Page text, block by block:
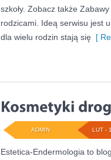
szkoły. Zobacz także
rodzicami. Ideą serwisu jest
dla wielu rodzin stają się [
LUT -
ADMIN
Estetica-Endermologia to